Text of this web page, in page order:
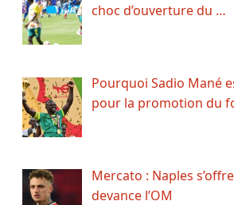
choc d’ouverture du …
Pourquoi Sadio Mané
pour la promotion du
Mercato : Naples
devance l’OM